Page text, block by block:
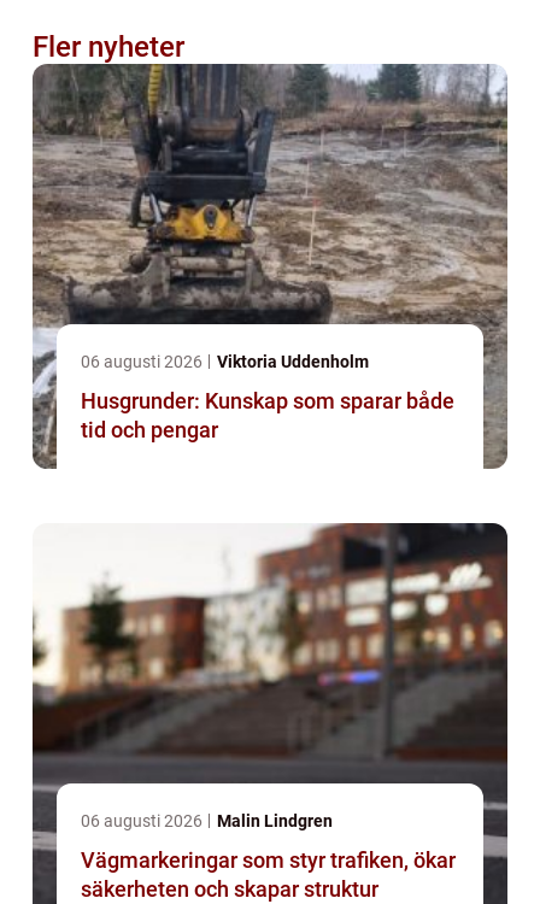
Fler nyheter
06 augusti 2026 Viktoria Uddenholm
Husgrunder: Kunskap som sparar både
tid och pengar
06 augusti 2026 Malin Lindgren
Vägmarkeringar som styr trafiken, ökar
säkerheten och skapar struktur